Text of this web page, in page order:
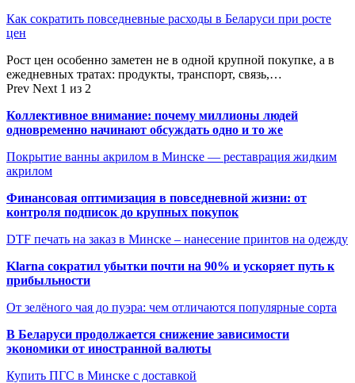
Как сократить повседневные расходы в Беларуси при росте
цен
Рост цен особенно заметен не в одной крупной покупке, а в
ежедневных тратах: продукты, транспорт, связь,…
Prev Next 1 из 2
Коллективное внимание: почему миллионы людей
одновременно начинают обсуждать одно и то же
Покрытие ванны акрилом в Минске — реставрация жидким
акрилом
Финансовая оптимизация в повседневной жизни: от
контроля подписок до крупных покупок
DTF печать на заказ в Минске – нанесение принтов на одежду
Klarna сократил убытки почти на 90% и ускоряет путь к
прибыльности
От зелёного чая до пуэра: чем отличаются популярные сорта
В Беларуси продолжается снижение зависимости
экономики от иностранной валюты
Купить ПГС в Минске с доставкой